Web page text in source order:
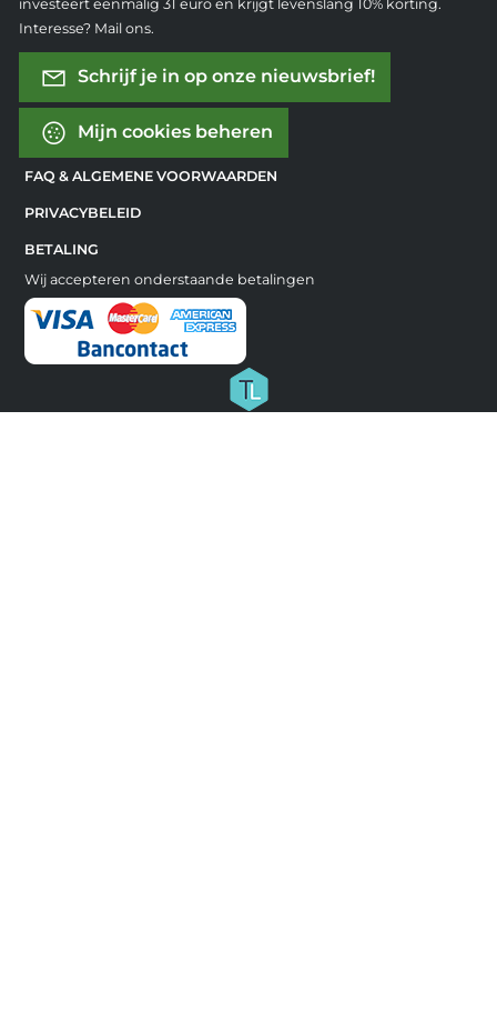
investeert eenmalig 31 euro en krijgt levenslang 10% korting.
Interesse? Mail ons.
Schrijf je in op onze nieuwsbrief!
Mijn cookies beheren
FAQ & ALGEMENE VOORWAARDEN
PRIVACYBELEID
BETALING
Wij accepteren onderstaande betalingen